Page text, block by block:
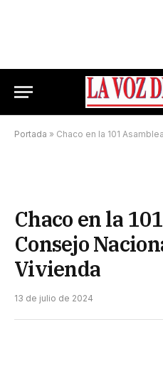
Portada » Chaco en la 101 Asamblea
Chaco en la
Consejo
Vivienda
13 de julio de 2024